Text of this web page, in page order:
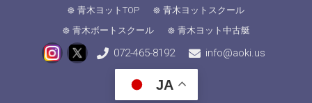
青木ヨットTOP
青木ヨットスクール
青木ボートスクール
青木ヨット中古艇
072-465-8192 info@aoki.us
JA